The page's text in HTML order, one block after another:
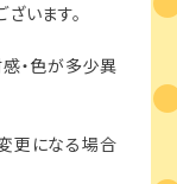
います。
・色が多少異
更になる場合